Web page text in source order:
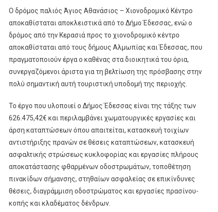
Ο δρόμος παλιός Άγιος Αθανάσιος – Χιονοδρομικό Κέντρο
αποκαθίσταται αποκλειστικά από το Δήμο Έδεσσας, ενώ ο
δρόμος από την Κερασιά προς το χιονοδρομικό κέντρο
αποκαθίσταται από τους δήμους Αλμωπίας και Έδεσσας, που
πραγματοποιούν έργα ο καθένας στα διοικητικά του όρια,
συνεργαζόμενοι άριστα για τη βελτίωση της πρόσβασης στην
πολύ σημαντική αυτή τουριστική υποδομή της περιοχής.
Το έργο που υλοποιεί ο Δήμος Έδεσσας είναι της τάξης των
626.475,42€ και περιλαμβάνει χωματουργικές εργασίες και
άρση καταπτώσεων όπου απαιτείται, κατασκευή τοιχίων
αντιστήριξης πρανών σε θέσεις καταπτώσεων, κατασκευή
ασφαλτικής στρώσεως κυκλοφορίας και εργασίες πλήρους
αποκατάστασης φθαρμένων οδοστρωμάτων, τοποθέτηση
πινακίδων σήμανσης, στηθαίων ασφαλείας σε επικίνδυνες
θέσεις, διαγράμμιση οδοστρώματος και εργασίες πρασίνου-
κοπής και κλαδέματος δένδρων.